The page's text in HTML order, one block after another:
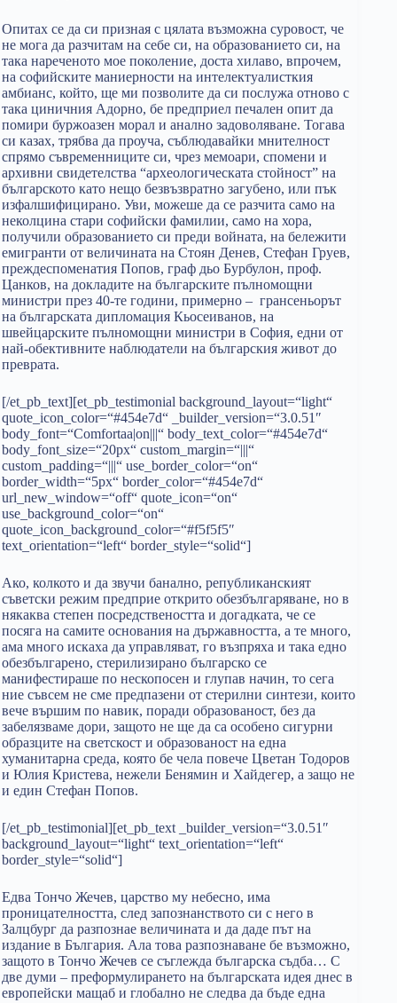
Опитах се да си призная с цялата възможна суровост, че
не мога да разчитам на себе си, на образованието си, на
така нареченото мое поколение, доста хилаво, впрочем,
на софийските маниерности на интелектуалисткия
амбианс, който, ще ми позволите да си послужа отново с
така циничния Адорно, бе предприел печален опит да
помири буржоазен морал и анално задоволяване. Тогава
си казах, трябва да проуча, съблюдавайки мнителност
спрямо съвременниците си, чрез мемоари, спомени и
архивни свидетелства “археологическата стойност” на
българското като нещо безвъзвратно загубено, или пък
изфалшифицирано. Уви, можеше да се разчита само на
неколцина стари софийски фамилии, само на хора,
получили образованието си преди войната, на бележити
емигранти от величината на Стоян Денев, Стефан Груев,
преждеспоменатия Попов, граф дьо Бурбулон, проф.
Цанков, на докладите на българските пълномощни
министри през 40-те години, примерно – грансеньорът
на българската дипломация Кьосеиванов, на
швейцарските пълномощни министри в София, едни от
най-обективните наблюдатели на българския живот до
преврата.
[/et_pb_text][et_pb_testimonial background_layout=“light“
quote_icon_color=“#454e7d“ _builder_version=“3.0.51″
body_font=“Comfortaa|on|||“ body_text_color=“#454e7d“
body_font_size=“20px“ custom_margin=“|||“
custom_padding=“|||“ use_border_color=“on“
border_width=“5px“ border_color=“#454e7d“
url_new_window=“off“ quote_icon=“on“
use_background_color=“on“
quote_icon_background_color=“#f5f5f5″
text_orientation=“left“ border_style=“solid“]
Ако, колкото и да звучи банално, републиканският
съветски режим предприе открито обезбългаряване, но в
някаква степен посредствеността и догадката, че се
посяга на самите основания на държавността, а те много,
ама много искаха да управляват, го възпряха и така едно
обезбългарено, стерилизирано българско се
манифестираше по нескопосен и глупав начин, то сега
ние съвсем не сме предпазени от стерилни синтези, които
вече вършим по навик, поради образованост, без да
забелязваме дори, защото не ще да са особено сигурни
образците на светскост и образованост на една
хуманитарна среда, която бе чела повече Цветан Тодоров
и Юлия Кристева, нежели Бенямин и Хайдегер, а защо не
и един Стефан Попов.
[/et_pb_testimonial][et_pb_text _builder_version=“3.0.51″
background_layout=“light“ text_orientation=“left“
border_style=“solid“]
Едва Тончо Жечев, царство му небесно, има
проницателността, след запознанството си с него в
Залцбург да разпознае величината и да даде път на
издание в България. Ала това разпознаване бе възможно,
защото в Тончо Жечев се съглежда българска съдба… С
две думи – преформулирането на българската идея днес в
европейски мащаб и глобално не следва да бъде една